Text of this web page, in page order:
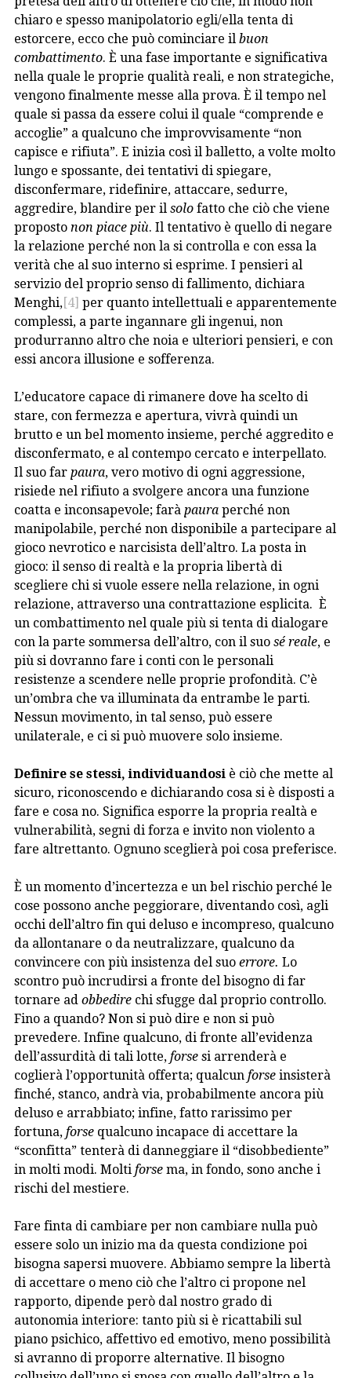
chiaro e spesso manipolatorio egli/ella tenta di
estorcere, ecco che può cominciare il buon
combattimento. È una fase importante e significativa
nella quale le proprie qualità reali, e non strategiche,
vengono finalmente messe alla prova. È il tempo nel
quale si passa da essere colui il quale “comprende e
accoglie” a qualcuno che improvvisamente “non
capisce e rifiuta”. E inizia così il balletto, a volte molto
lungo e spossante, dei tentativi di spiegare,
disconfermare, ridefinire, attaccare, sedurre,
aggredire, blandire per il solo fatto che ciò che viene
proposto non piace più. Il tentativo è quello di negare
la relazione perché non la si controlla e con essa la
verità che al suo interno si esprime. I pensieri al
servizio del proprio senso di fallimento, dichiara
Menghi, [4] per quanto intellettuali e apparentemente
complessi, a parte ingannare gli ingenui, non
produrranno altro che noia e ulteriori pensieri, e con
essi ancora illusione e sofferenza.
L’educatore capace di rimanere dove ha scelto di
stare, con fermezza e apertura, vivrà quindi un
brutto e un bel momento insieme, perché aggredito e
disconfermato, e al contempo cercato e interpellato.
Il suo far paura, vero motivo di ogni aggressione,
risiede nel rifiuto a svolgere ancora una funzione
coatta e inconsapevole; farà paura perché non
manipolabile, perché non disponibile a partecipare al
gioco nevrotico e narcisista dell’altro. La posta in
gioco: il senso di realtà e la propria libertà di
scegliere chi si vuole essere nella relazione, in ogni
relazione, attraverso una contrattazione esplicita. È
un combattimento nel quale più si tenta di dialogare
con la parte sommersa dell’altro, con il suo sé reale, e
più si dovranno fare i conti con le personali
resistenze a scendere nelle proprie profondità. C’è
un’ombra che va illuminata da entrambe le parti.
Nessun movimento, in tal senso, può essere
unilaterale, e ci si può muovere solo insieme.
Definire se stessi, individuandosi è ciò che mette al
sicuro, riconoscendo e dichiarando cosa si è disposti a
fare e cosa no. Significa esporre la propria realtà e
vulnerabilità, segni di forza e invito non violento a
fare altrettanto. Ognuno sceglierà poi cosa preferisce.
È un momento d’incertezza e un bel rischio perché le
cose possono anche peggiorare, diventando così, agli
occhi dell’altro fin qui deluso e incompreso, qualcuno
da allontanare o da neutralizzare, qualcuno da
convincere con più insistenza del suo errore. Lo
scontro può incrudirsi a fronte del bisogno di far
tornare ad obbedire chi sfugge dal proprio controllo.
Fino a quando? Non si può dire e non si può
prevedere. Infine qualcuno, di fronte all’evidenza
dell’assurdità di tali lotte, forse si arrenderà e
coglierà l’opportunità offerta; qualcun forse insisterà
finché, stanco, andrà via, probabilmente ancora più
deluso e arrabbiato; infine, fatto rarissimo per
fortuna, forse qualcuno incapace di accettare la
“sconfitta” tenterà di danneggiare il “disobbediente”
in molti modi. Molti forse ma, in fondo, sono anche i
rischi del mestiere.
Fare finta di cambiare per non cambiare nulla può
essere solo un inizio ma da questa condizione poi
bisogna sapersi muovere. Abbiamo sempre la libertà
di accettare o meno ciò che l’altro ci propone nel
rapporto, dipende però dal nostro grado di
autonomia interiore: tanto più si è ricattabili sul
piano psichico, affettivo ed emotivo, meno possibilità
si avranno di proporre alternative. Il bisogno